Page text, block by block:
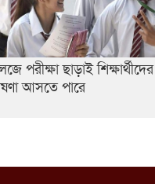
পরীক্ষা ছাড়াই শিক্ষার্থীদের
আসতে পারে